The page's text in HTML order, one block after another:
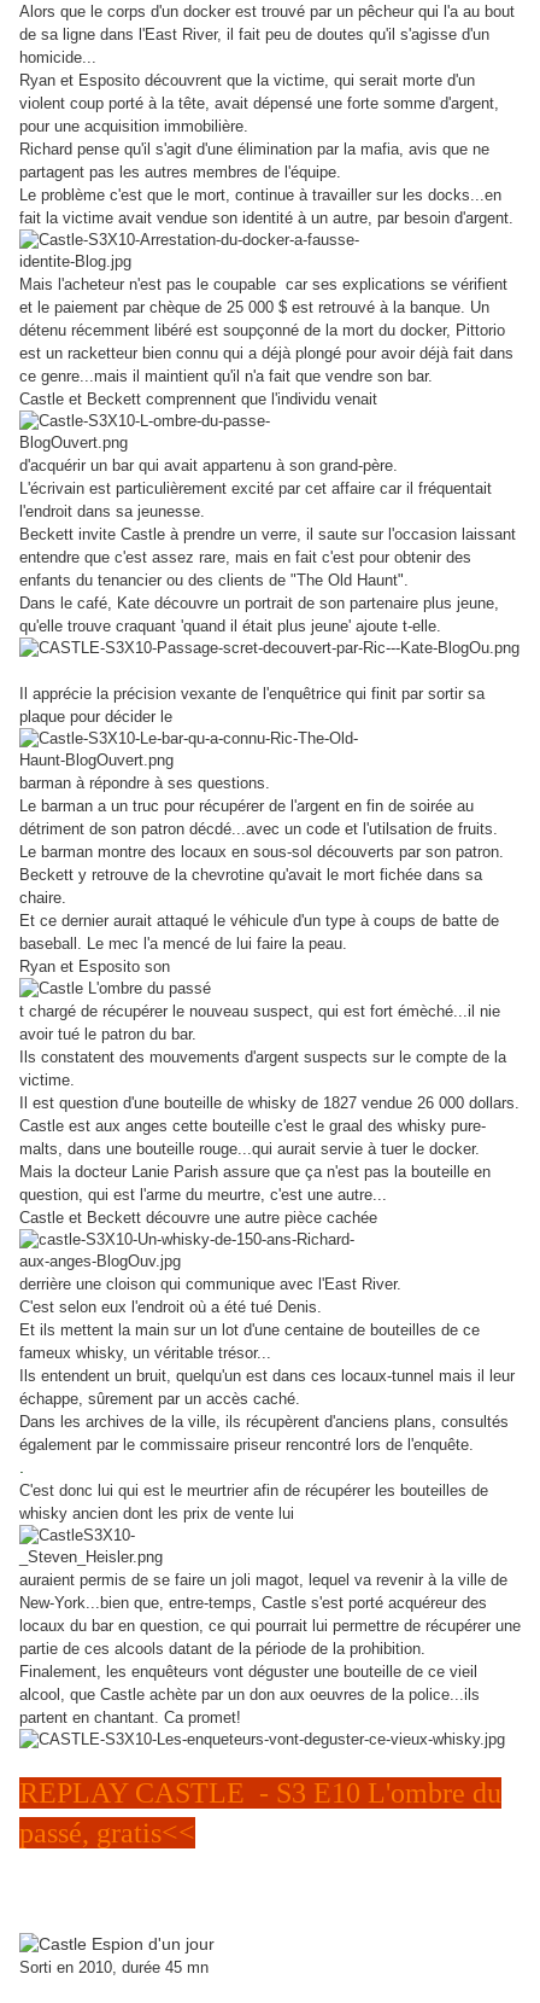
Alors que le corps d'un docker est trouvé par un pêcheur qui l'a au bout
de sa ligne dans l'East River, il fait peu de doutes qu'il s'agisse d'un
homicide...
Ryan et Esposito découvrent que la victime, qui serait morte d'un
violent coup porté à la tête, avait dépensé une forte somme d'argent,
pour une acquisition immobilière.
Richard pense qu'il s'agit d'une élimination par la mafia, avis que ne
partagent pas les autres membres de l'équipe.
Le problème c'est que le mort, continue à travailler sur les docks...en
fait la victime avait vendue son identité à un autre, par besoin d'argent.
Mais l'acheteur n'est pas le coupable car ses explications se vérifient
et le paiement par chèque de 25 000 $ est retrouvé à la banque. Un
détenu récemment libéré est soupçonné de la mort du docker, Pittorio
est un racketteur bien connu qui a déjà plongé pour avoir déjà fait dans
ce genre...mais il maintient qu'il n'a fait que vendre son bar.
Castle et Beckett comprennent que l'individu venait
d'acquérir un bar qui avait appartenu à son grand-père.
L'écrivain est particulièrement excité par cet affaire car il fréquentait
l'endroit dans sa jeunesse.
Beckett invite Castle à prendre un verre, il saute sur l'occasion laissant
entendre que c'est assez rare, mais en fait c'est pour obtenir des
enfants du tenancier ou des clients de "The Old Haunt".
Dans le café, Kate découvre un portrait de son partenaire plus jeune,
qu'elle trouve craquant 'quand il était plus jeune' ajoute t-elle.
Il apprécie la précision vexante de l'enquêtrice qui finit par sortir sa
plaque pour décider le
barman à répondre à ses questions.
Le barman a un truc pour récupérer de l'argent en fin de soirée au
détriment de son patron décdé...avec un code et l'utilsation de fruits.
Le barman montre des locaux en sous-sol découverts par son patron.
Beckett y retrouve de la chevrotine qu'avait le mort fichée dans sa
chaire.
Et ce dernier aurait attaqué le véhicule d'un type à coups de batte de
baseball. Le mec l'a mencé de lui faire la peau.
Ryan et Esposito son
t chargé de récupérer le nouveau suspect, qui est fort émèché...il nie
avoir tué le patron du bar.
Ils constatent des mouvements d'argent suspects sur le compte de la
victime.
Il est question d'une bouteille de whisky de 1827 vendue 26 000 dollars.
Castle est aux anges cette bouteille c'est le graal des whisky pure-
malts, dans une bouteille rouge...qui aurait servie à tuer le docker.
Mais la docteur Lanie Parish assure que ça n'est pas la bouteille en
question, qui est l'arme du meurtre, c'est une autre...
Castle et Beckett découvre une autre pièce cachée
derrière une cloison qui communique avec l'East River.
C'est selon eux l'endroit où a été tué Denis.
Et ils mettent la main sur un lot d'une centaine de bouteilles de ce
fameux whisky, un véritable trésor...
Ils entendent un bruit, quelqu'un est dans ces locaux-tunnel mais il leur
échappe, sûrement par un accès caché.
Dans les archives de la ville, ils récupèrent d'anciens plans, consultés
également par le commissaire priseur rencontré lors de l'enquête.
C'est donc lui qui est le meurtrier afin de récupérer les bouteilles de
whisky ancien dont les prix de vente lui
auraient permis de se faire un joli magot, lequel va revenir à la ville de
New-York...bien que, entre-temps, Castle s'est porté acquéreur des
locaux du bar en question, ce qui pourrait lui permettre de récupérer une
partie de ces alcools datant de la période de la prohibition.
Finalement, les enquêteurs vont déguster une bouteille de ce vieil
alcool, que Castle achète par un don aux oeuvres de la police...ils
partent en chantant. Ca promet!
REPLAY CASTLE - S3 E10 L'ombre du
passé, gratis<<
Sorti en 2010, durée 45 mn